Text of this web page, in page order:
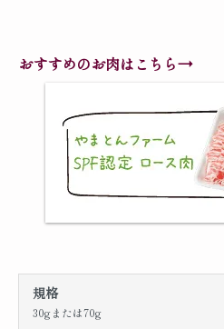
おすすめのお肉はこちら→
規格
30gまたは70g